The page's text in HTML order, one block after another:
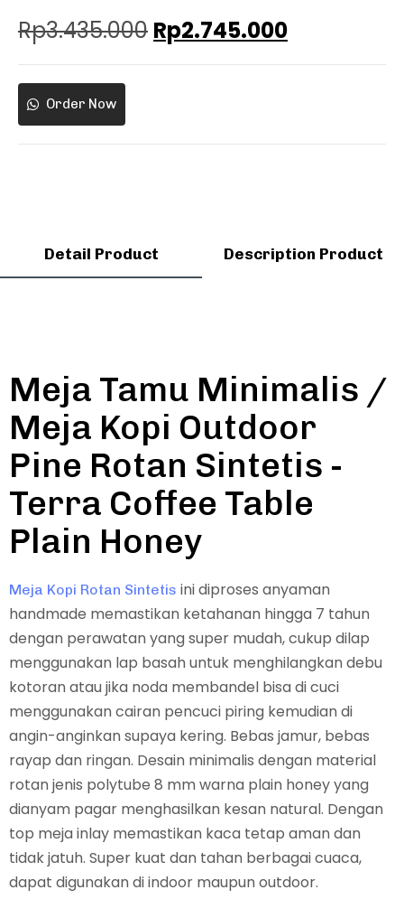
Rp3.435.000 Rp2.745.000
Order Now
Detail Product Description Product
Meja Tamu Minimalis /
Meja Kopi Outdoor
Pine Rotan Sintetis -
Terra Coffee Table
Plain Honey
Meja Kopi Rotan Sintetis ini diproses anyaman
handmade memastikan ketahanan hingga 7 tahun
dengan perawatan yang super mudah, cukup dilap
menggunakan lap basah untuk menghilangkan debu
kotoran atau jika noda membandel bisa di cuci
menggunakan cairan pencuci piring kemudian di
angin-anginkan supaya kering. Bebas jamur, bebas
rayap dan ringan. Desain minimalis dengan material
rotan jenis polytube 8 mm warna plain honey yang
dianyam pagar menghasilkan kesan natural. Dengan
top meja inlay memastikan kaca tetap aman dan
tidak jatuh. Super kuat dan tahan berbagai cuaca,
dapat digunakan di indoor maupun outdoor.